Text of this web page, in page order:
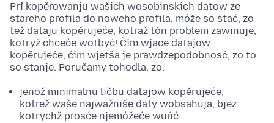
Při kopěrowanju wašich wosobinskich datow ze
stareho profila do noweho profila, móže so stać, zo
tež dataju kopěrujeće, kotraž tón problem zawinuje,
kotryž chceće wotbyć! Čim wjace datajow
kopěrujeće, ćim wjetša je prawdźepodobnosć, zo to
so stanje. Poručamy tohodla, zo:
jenož minimalnu ličbu datajow kopěrujeće,
kotrež waše najwažniše daty wobsahuja, bjez
kotrychž prosće njemóžeće wuńć.